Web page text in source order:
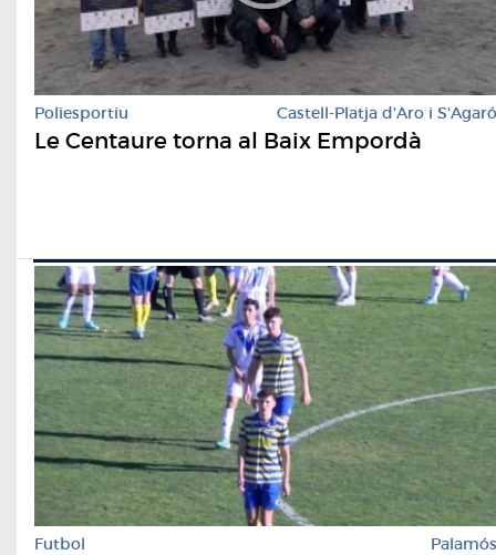
Poliesportiu Castell-Platja d'Aro i S'Agaró
Le Centaure torna al Baix Empordà
Futbol Palamós